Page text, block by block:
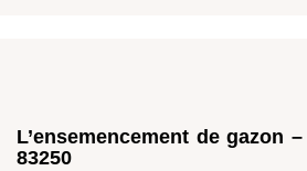
L’ensemencement de gazon
83250